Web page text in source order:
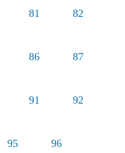
81 82
86 87
91 92
95 96